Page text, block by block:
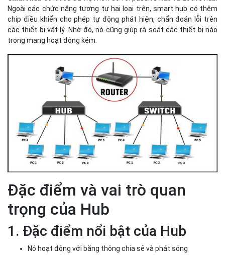
Ngoài các chức năng tương tự hai loại trên, smart hub có thêm
chip điều khiển cho phép tự động phát hiện, chẩn đoán lỗi trên
các thiết bị vật lý. Nhờ đó, nó cũng giúp rà soát các thiết bị nào
trong mạng hoạt động kém.
Đặc điểm và vai trò quan
trọng của Hub
1. Đặc điểm nổi bật của Hub
Nó hoạt động với băng thông chia sẻ và phát sóng